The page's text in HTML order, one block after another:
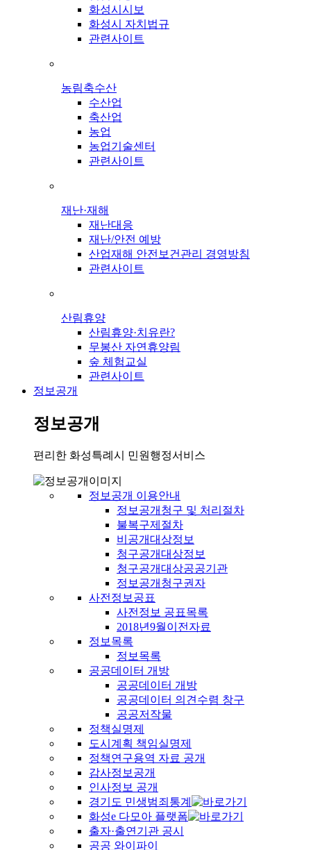
화성시시보
화성시 자치법규
관련사이트
농림축수산
수산업
축산업
농업
농업기술센터
관련사이트
재난·재해
재난대응
재난/안전 예방
산업재해 안전보건관리 경영방침
관련사이트
산림휴양
산림휴양·치유란?
무봉산 자연휴양림
숲 체험교실
관련사이트
정보공개
정보공개
편리한 화성특례시 민원행정서비스
정보공개 이용안내
정보공개청구 및 처리절차
불복구제절차
비공개대상정보
청구공개대상정보
청구공개대상공공기관
정보공개청구권자
사전정보공표
사전정보 공표목록
2018년9월이전자료
정보목록
정보목록
공공데이터 개방
공공데이터 개방
공공데이터 의견수렴 창구
공공저작물
정책실명제
도시계획 책임실명제
정책연구용역 자료 공개
감사정보공개
인사정보 공개
경기도 민생범죄통계
화성e 다모아 플랫폼
출자·출연기관 공시
공공 와이파이